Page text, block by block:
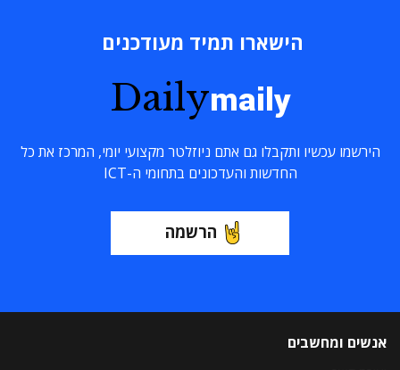
הישארו תמיד מעודכנים
Dailymaily
הירשמו עכשיו ותקבלו גם אתם ניוזלטר מקצועי יומי, המרכז את כל
החדשות והעדכונים בתחומי ה-ICT
הרשמה
אנשים ומחשבים